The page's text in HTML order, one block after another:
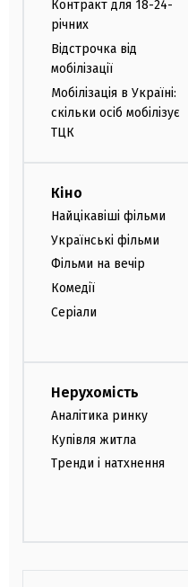
Контракт для 18-24-
річних
Відстрочка від
мобілізації
Мобілізація в Україні:
скільки осіб мобілізує
ТЦК
Кіно
Найцікавіші фільми
Українські фільми
Фільми на вечір
Комедії
Серіали
Нерухомість
Аналітика ринку
Купівля житла
Тренди і натхнення